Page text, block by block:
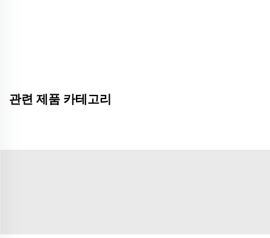
관련 제품 카테고리